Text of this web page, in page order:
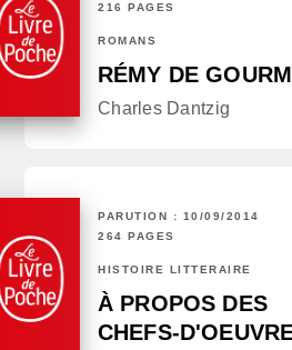
216 PAGES
ROMANS
RÉMY DE
Charles Dantzig
PARUTION : 10/09/2014
264 PAGES
HISTOIRE LITTÉRAIRE
À PROPOS DES
CHEFS-